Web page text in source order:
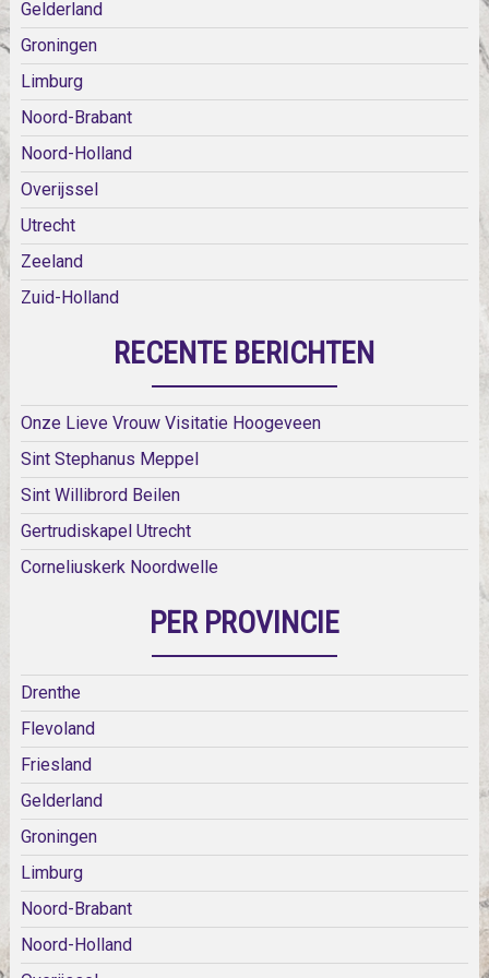
Gelderland
Groningen
Limburg
Noord-Brabant
Noord-Holland
Overijssel
Utrecht
Zeeland
Zuid-Holland
RECENTE BERICHTEN
Onze Lieve Vrouw Visitatie Hoogeveen
Sint Stephanus Meppel
Sint Willibrord Beilen
Gertrudiskapel Utrecht
Corneliuskerk Noordwelle
PER PROVINCIE
Drenthe
Flevoland
Friesland
Gelderland
Groningen
Limburg
Noord-Brabant
Noord-Holland